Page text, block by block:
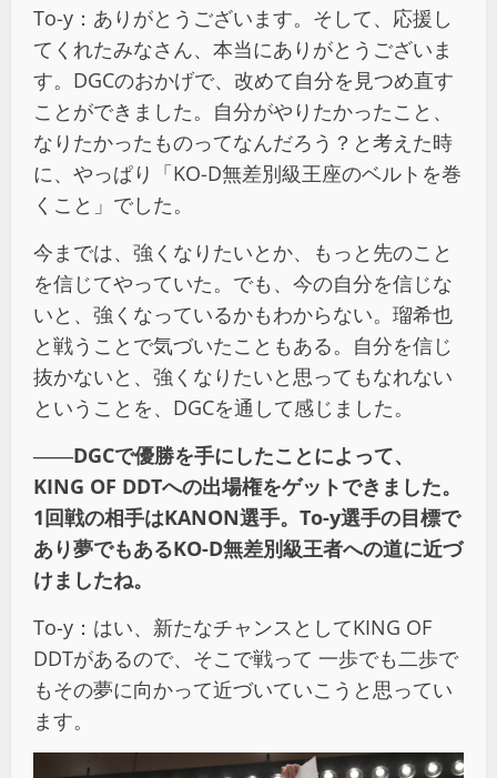
To-y：ありがとうございます。そして、応援し
てくれたみなさん、本当にありがとうございま
す。DGCのおかげで、改めて自分を見つめ直す
ことができました。自分がやりたかったこと、
なりたかったものってなんだろう？と考えた時
に、やっぱり「KO-D無差別級王座のベルトを巻
くこと」でした。
今までは、強くなりたいとか、もっと先のこと
を信じてやっていた。でも、今の自分を信じな
いと、強くなっているかもわからない。瑠希也
と戦うことで気づいたこともある。自分を信じ
抜かないと、強くなりたいと思ってもなれない
ということを、DGCを通して感じました。
――DGCで優勝を手にしたことによって、
KING OF DDTへの出場権をゲットできました。
1回戦の相手はKANON選手。To-y選手の目標で
あり夢でもあるKO-D無差別級王者への道に近づ
けましたね。
To-y：はい、新たなチャンスとしてKING OF
DDTがあるので、そこで戦って 一歩でも二歩で
もその夢に向かって近づいていこうと思ってい
ます。